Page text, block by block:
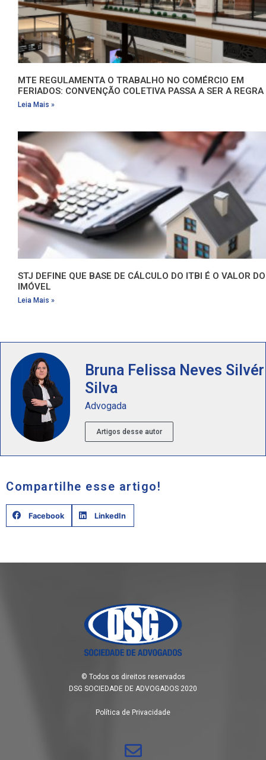
MTE REGULAMENTA O TRABALHO NO COMÉRCIO EM
FERIADOS: CONVENÇÃO COLETIVA PASSA A SER A REGRA
Leia Mais »
STJ DEFINE QUE BASE DE CÁLCULO DO ITBI É O VALOR DO
IMÓVEL
Leia Mais »
Bruna Felissa Neves
Silva
Advogada
Artigos desse autor
Compartilhe esse artigo!
Facebook LinkedIn
© Todos os direitos reservados
DSG SOCIEDADE DE ADVOGADOS 2020
Política de Privacidade